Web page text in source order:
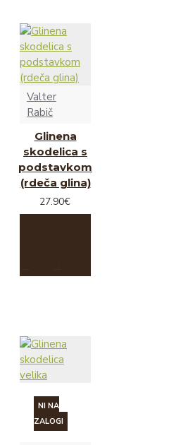
Valter
Rabič
Glinena
skodelica s
podstavkom
(rdeča glina)
27.90€
NI NA
ZALOGI